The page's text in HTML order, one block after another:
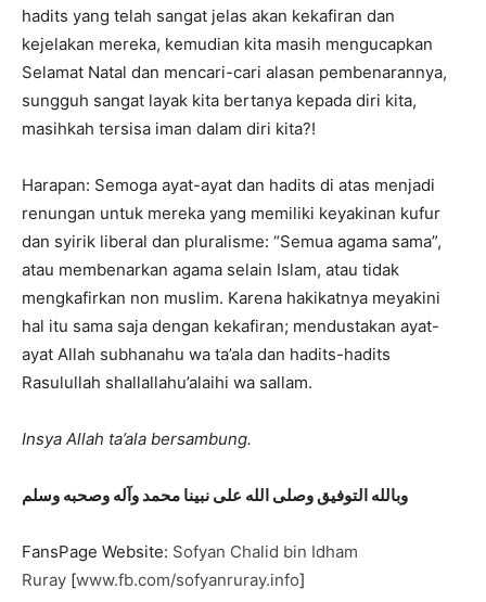
hadits yang telah sangat jelas akan kekafiran dan
kejelakan mereka, kemudian kita masih mengucapkan
Selamat Natal dan mencari-cari alasan pembenarannya,
sungguh sangat layak kita bertanya kepada diri kita,
masihkah tersisa iman dalam diri kita?!
Harapan: Semoga ayat-ayat dan hadits di atas menjadi
renungan untuk mereka yang memiliki keyakinan kufur
dan syirik liberal dan pluralisme: “Semua agama sama”,
atau membenarkan agama selain Islam, atau tidak
mengkafirkan non muslim. Karena hakikatnya meyakini
hal itu sama saja dengan kekafiran; mendustakan ayat-
ayat Allah subhanahu wa ta’ala dan hadits-hadits
Rasulullah shallallahu’alaihi wa sallam.
Insya Allah ta’ala bersambung.
وبالله التوفيق وصلى الله على نبينا محمد وآله وصحبه وسلم
FansPage Website: Sofyan Chalid bin Idham
Ruray [www.fb.com/sofyanruray.info]